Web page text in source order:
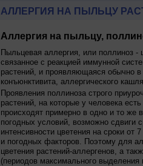
АЛЛЕРГИЯ НА ПЫЛЬЦУ
Аллергия на пыльцу,
Пыльцевая аллергия, или поллиноз -
связанное с реакцией иммунной
растений, и проявляющаяся обычно
конъюнктивита, аллергического
Проявления поллиноза строго
растений, на которые у человека
происходят примерно в одно и то же
погодных условий, возможно сдвиги
интенсивности цветения на сроки от
и погодных факторов. Поэтому для
цветения растений-аллергенов, а
(периодов максимального